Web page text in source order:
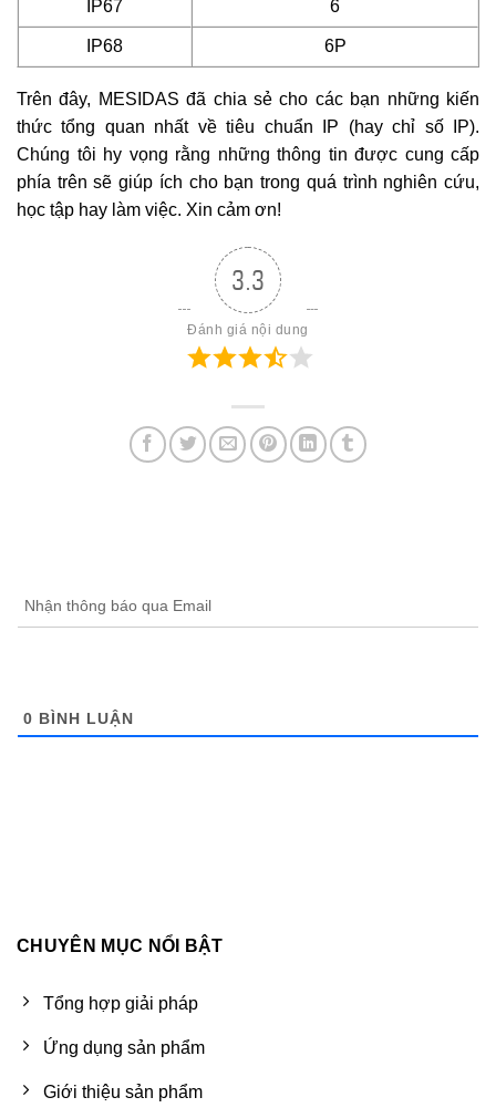
IP67 6
IP68 6P
Trên đây, MESIDAS đã chia sẻ cho các bạn những kiến
thức tổng quan nhất về tiêu chuẩn IP (hay chỉ số IP).
Chúng tôi hy vọng rằng những thông tin được cung cấp
phía trên sẽ giúp ích cho bạn trong quá trình nghiên cứu,
học tập hay làm việc. Xin cảm ơn!
3.3
Đánh giá nội dung
Nhận thông báo qua Email
0 BÌNH LUẬN
CHUYÊN MỤC NỔI BẬT
Tổng hợp giải pháp
Ứng dụng sản phẩm
Giới thiệu sản phẩm